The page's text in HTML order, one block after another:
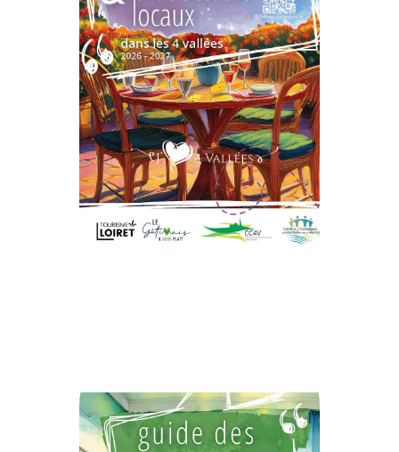
Demandez Le
Guide Des
Restaurants Et
Producteurs Locaux
!
Un choix variés pour toutes
vos envies !